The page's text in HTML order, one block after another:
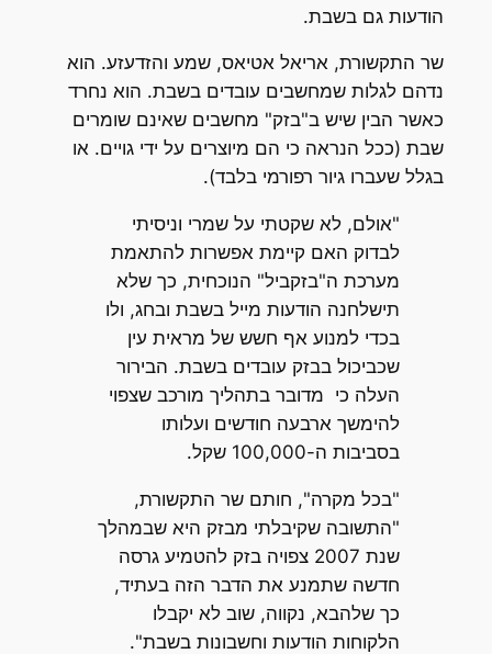
הודעות גם בשבת.
שר התקשורת, אריאל אטיאס, שמע והזדעזע. הוא
נדהם לגלות שמחשבים עובדים בשבת. הוא נחרד
כאשר הבין שיש ב"בזק" מחשבים שאינם שומרים
שבת (ככל הנראה כי הם מיוצרים על ידי גויים. או
בגלל שעברו גיור רפורמי בלבד).
"אולם, לא שקטתי על שמרי וניסיתי
לבדוק האם קיימת אפשרות להתאמת
מערכת ה"בזקביל" הנוכחית, כך שלא
תישלחנה הודעות מייל בשבת ובחג, ולו
בכדי למנוע אף חשש של מראית עין
שכביכול בבזק עובדים בשבת. הבירור
העלה כי מדובר בתהליך מורכב שצפוי
להימשך ארבעה חודשים ועלותו
בסביבות ה-100,000 שקל.
"בכל מקרה", חותם שר התקשורת,
"התשובה שקיבלתי מבזק היא שבמהלך
שנת 2007 צפויה בזק להטמיע גרסה
חדשה שתמנע את הדבר הזה בעתיד,
כך שלהבא, נקווה, שוב לא יקבלו
הלקוחות הודעות וחשבונות בשבת".